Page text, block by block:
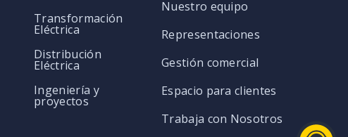
Transformación
Eléctrica
Distribución
Eléctrica
Ingeniería y
proyectos
Nuestro equipo
Representaciones
Gestión comercial
Espacio para clientes
Trabaja con Nosotros